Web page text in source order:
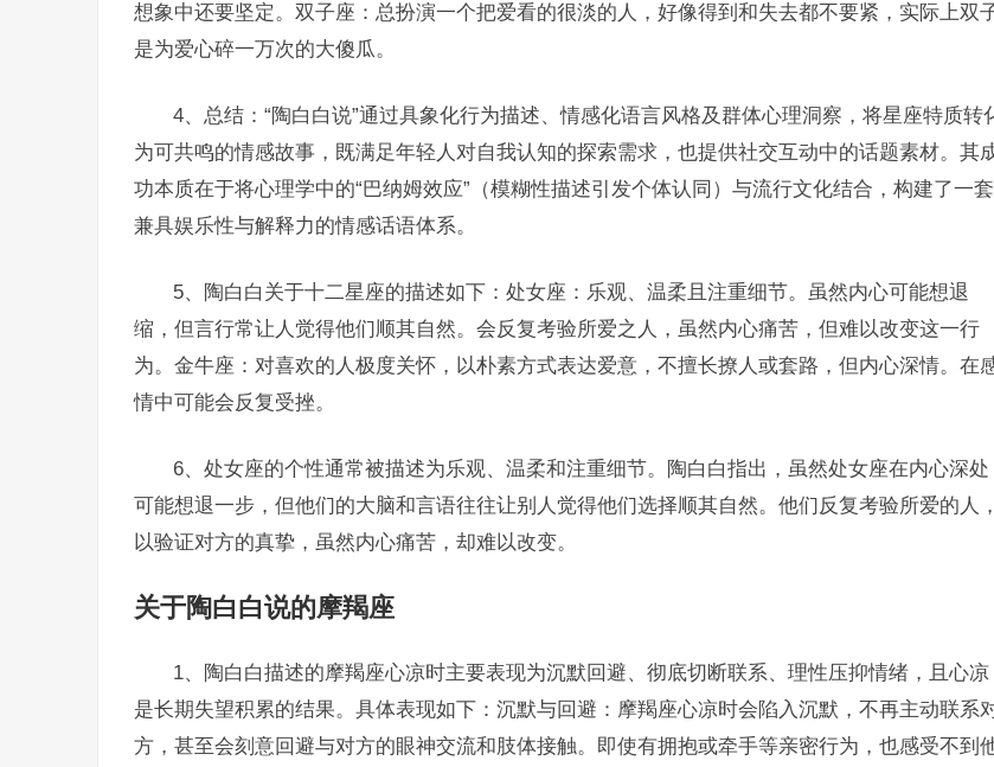
想象中还要坚定。双子座：总扮演一个把爱看的很淡的人，好像得到和失去都不要紧，实际上双
是为爱心碎一万次的大傻瓜。
4、总结：“陶白白说”通过具象化行为描述、情感化语言风格及群体心理洞察，将星座特质转
为可共鸣的情感故事，既满足年轻人对自我认知的探索需求，也提供社交互动中的话题素材。其
功本质在于将心理学中的“巴纳姆效应”（模糊性描述引发个体认同）与流行文化结合，构建了一套
兼具娱乐性与解释力的情感话语体系。
5、陶白白关于十二星座的描述如下：处女座：乐观、温柔且注重细节。虽然内心可能想退
缩，但言行常让人觉得他们顺其自然。会反复考验所爱之人，虽然内心痛苦，但难以改变这一行
为。金牛座：对喜欢的人极度关怀，以朴素方式表达爱意，不擅长撩人或套路，但内心深情。在
情中可能会反复受挫。
6、处女座的个性通常被描述为乐观、温柔和注重细节。陶白白指出，虽然处女座在内心深处
可能想退一步，但他们的大脑和言语往往让别人觉得他们选择顺其自然。他们反复考验所爱的人，
以验证对方的真挚，虽然内心痛苦，却难以改变。
关于陶白白说的摩羯座
1、陶白白描述的摩羯座心凉时主要表现为沉默回避、彻底切断联系、理性压抑情绪，且心凉
是长期失望积累的结果。具体表现如下：沉默与回避：摩羯座心凉时会陷入沉默，不再主动联系
方，甚至会刻意回避与对方的眼神交流和肢体接触。即使有拥抱或牵手等亲密行为，也感受不到